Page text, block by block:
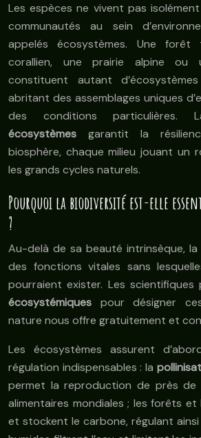
Les espèces ne vivent pas
communautés au sein
appelés écosystèmes. Une
corallien, une prairie alpine ou
constituent autant
abritant des assemblages uniques
des conditions
écosystèmes garantit la
biosphère, chaque milieu jouant un
les grands cycles naturels.
Pourquoi la biodiversité est-elle
?
Au-delà de sa beauté intrinsèque,
des fonctions vitales sans
pourraient exister. Les scientifiques
écosystémiques pour désigner
nature nous offre gratuitement et
Les écosystèmes assurent
régulation indispensables : la
permet la reproduction de près
alimentaires mondiales ; les forêts
et stockent le carbone, régulant ainsi